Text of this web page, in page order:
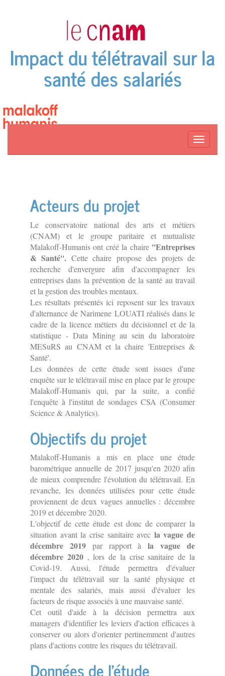
Impact du télétravail sur la
santé des salariés
Toggle
Acteurs du projet
Le conservatoire national des arts et métiers
(CNAM) et le groupe paritaire et mutualiste
Malakoff-Humanis ont créé la chaire ''Entreprises
& Santé''. Cette chaire propose des projets de
recherche d'envergure afin d'accompagner les
entreprises dans la prévention de la santé au travail
et la gestion des troubles mentaux.
Les résultats présentés ici reposent sur les travaux
d'alternance de Narimene LOUATI réalisés dans le
cadre de la licence métiers du décisionnel et de la
statistique - Data Mining au sein du laboratoire
MESuRS au CNAM et la chaire 'Entreprises &
Santé'.
Les données de cette étude sont issues d'une
enquête sur le télétravail mise en place par le groupe
Malakoff-Humanis qui, par la suite, a confié
l'enquête à l'institut de sondages CSA (Consumer
Science & Analytics).
Objectifs du projet
Malakoff-Humanis a mis en place une étude
barométrique annuelle de 2017 jusqu'en 2020 afin
de mieux comprendre l'évolution du télétravail. En
revanche, les données utilisées pour cette étude
proviennent de deux vagues annuelles : décembre
2019 et décembre 2020.
L'objectif de cette étude est donc de comparer la
situation avant la crise sanitaire avec la vague de
décembre 2019 par rapport àla vague de
décembre 2020 , lors de la crise sanitaire de la
Covid-19. Aussi, l'étude permettra d'évaluer
l'impact du télétravail sur la santé physique et
mentale des salariés, mais aussi d'évaluer les
facteurs de risque associés à une mauvaise santé.
Cet outil d'aide à la décision permettra aux
managers d'identifier les leviers d'action efficaces à
conserver ou alors d'orienter pertinemment d'autres
plans d'actions contre les risques du télétravail.
Données de l'étude